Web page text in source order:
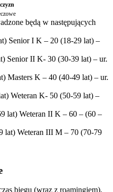
będą w następujących
Senior I K – 20 (18-29 lat) –
Senior II K- 30 (30-39 lat) – ur.
Masters K – 40 (40-49 lat) – ur.
Weteran K- 50 (50-59 lat) –
lat) Weteran II K – 60 – (60 –
lat) Weteran III M – 70 (70-79
biegu (wraz z roamingiem),